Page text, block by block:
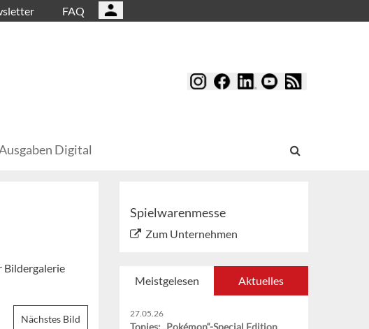
FAQ
Digital
Bildergalerie
Nächstes Bild
Spielwarenmesse
Zum Unternehmen
Meistgelesen Aktuelles
27.05.26